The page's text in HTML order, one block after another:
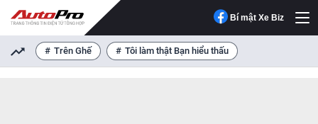
Bí mật Xe Biz
Trên Ghế Tôi làm thật Bạn hiểu thấu